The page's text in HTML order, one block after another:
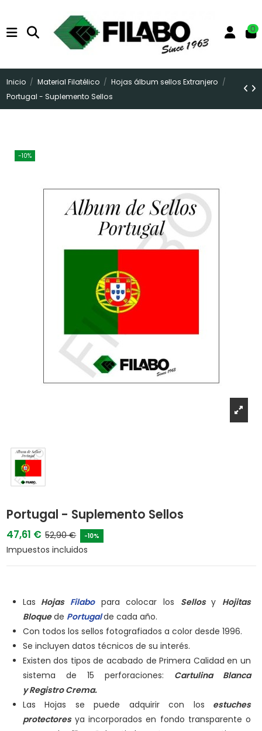
0
Inicio Material Filatélico
Hojas álbum sellos Extranjero
Portugal - Suplemento Sellos
-10%
Portugal - Suplemento Sellos
47,61 € 52,90 € -10%
Impuestos incluidos
Las Hojas Filabo para colocar los Sellos y Hojitas
Bloquede Portugalde cada año.
Con todos los sellos fotografiados a color desde 1996.
Se incluyen datos técnicos de su interés.
Existen dos tipos de acabado de Primera Calidad en un
sistema de 15 perforaciones: Cartulina Blanca
yRegistro Crema.
Las Hojas se puede adquirir con los estuches
protectoresya incorporados en fondo transparente o